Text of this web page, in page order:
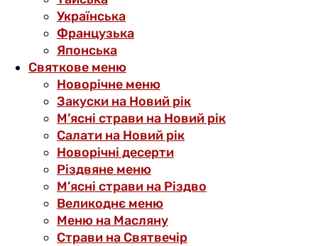
Українська
Французька
Японська
Святкове меню
Новорічне меню
Закуски на Новий рік
М’ясні страви на Новий рік
Салати на Новий рік
Новорічні десерти
Різдвяне меню
М’ясні страви на Різдво
Великоднє меню
Меню на Масляну
Страви на Святвечір